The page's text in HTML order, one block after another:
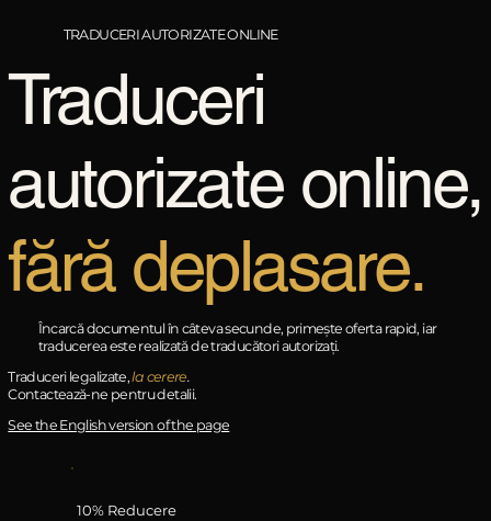
TRADUCERI AUTORIZATE ONLINE
Traduceri
autorizate online,
fără deplasare.
Încarcă documentul în câteva secunde, primește oferta rapid, iar
traducerea este realizată de traducători autorizați.
Traduceri legalizate, la cerere.
Contactează-ne pentru detalii.
See the English version of the page
10% Reducere